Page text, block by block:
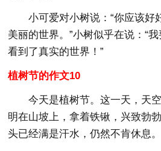
小可爱对小树说：“你应该好
美丽的世界。”小树似乎在说：“
看到了真实的世界！”
植树节的作文10
今天是植树节。这一天，天
明在山坡上，拿着铁锹，兴致勃
头已经满是汗水，仍然不肯休息。